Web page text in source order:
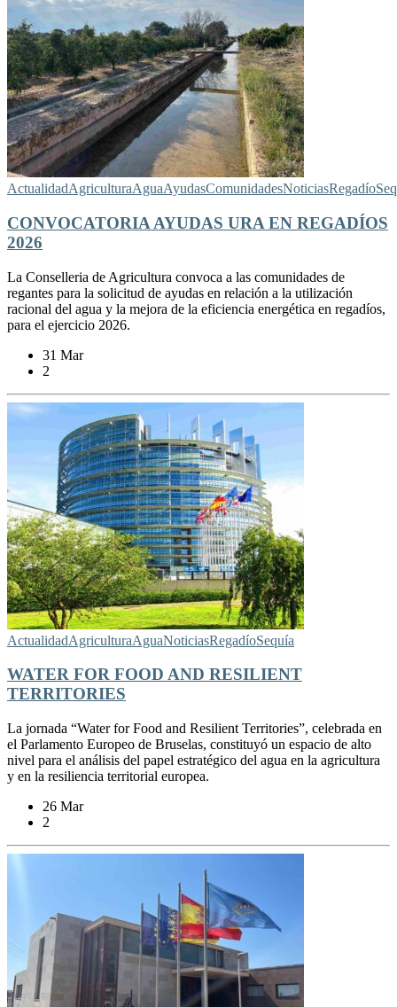
ActualidadAgriculturaAguaAyudasComunidadesNoticiasRegadío
CONVOCATORIA AYUDAS URA EN REGADÍOS
2026
La Conselleria de Agricultura convoca a las comunidades de
regantes para la solicitud de ayudas en relación a la utilización
racional del agua y la mejora de la eficiencia energética en regadíos,
para el ejercicio 2026.
31 Mar
2
ActualidadAgriculturaAguaNoticiasRegadíoSequía
WATER FOR FOOD AND RESILIENT
TERRITORIES
La jornada “Water for Food and Resilient Territories”, celebrada en
el Parlamento Europeo de Bruselas, constituyó un espacio de alto
nivel para el análisis del papel estratégico del agua en la agricultura
y en la resiliencia territorial europea.
26 Mar
2